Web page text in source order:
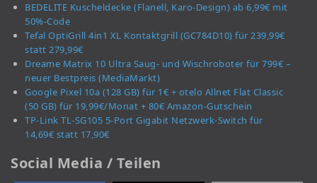
BEDELITE Kuscheldecke (Flanell, Karo-Design) ab 6,99€ mit
50%-Code
Tefal OptiGrill 4in1 XL Kontaktgrill (GC784D10) für 239,99€
statt 279,99€
Dreame Matrix 10 Ultra Saug- und Wischroboter für 799€ –
neuer Bestpreis (MediaMarkt)
Google Pixel 10a (128 GB) für 1€ + otelo Allnet Flat Classic
(50 GB) für 19,99€/Monat + 80€ Amazon-Gutschein
TP-Link TL-SG105 5-Port Gigabit Netzwerk-Switch für
14,69€ statt 17,90€
Social Media / Teilen